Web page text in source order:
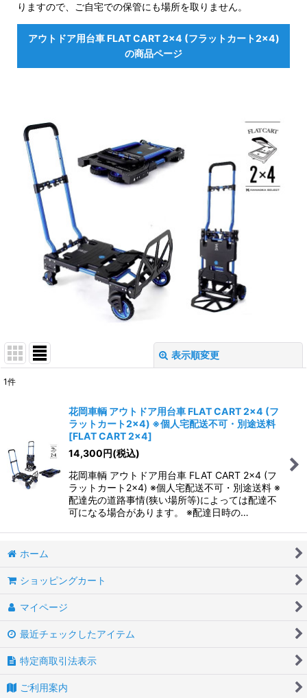
りますので、ご自宅での保管にも場所を取りません。
アウトドア用台車 FLAT CART 2×4 (フラットカート2×4)
の商品ページ
表示順変更
絞り込む
1件
花岡車輌 アウトドア用台車 FLAT CART 2×4 (フ
ラットカート2×4) ※個人宅配送不可・別途送料
[FLAT CART 2×4]
14,300円(税込)
花岡車輌 アウトドア用台車 FLAT CART 2×4 (フ
ラットカート2×4) ※個人宅配送不可・別途送料 ※
配達先の道路事情(狭い場所等)によっては配達不
可になる場合があります。 ※配達日時の…
ホーム
ショッピングカート
マイページ
最近チェックしたアイテム
特定商取引法表示
ご利用案内